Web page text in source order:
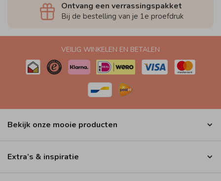
Ontvang een verrassingspakket
Bij de bestelling van je 1e proefdruk
VEILIG WINKELEN EN BETALEN
Bekijk onze mooie producten
Extra’s & inspiratie